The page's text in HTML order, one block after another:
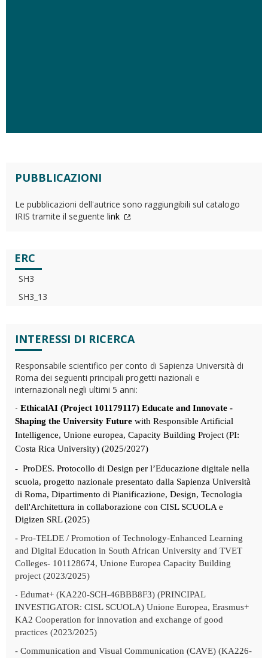
PUBBLICAZIONI
Le pubblicazioni dell'autrice sono raggiungibili sul catalogo
IRIS tramite il seguente link
ERC
SH3
SH3_13
INTERESSI DI RICERCA
Responsabile scientifico per conto di Sapienza Università di
Roma dei seguenti principali progetti nazionali e
internazionali negli ultimi 5 anni:
- EthicalAI (Project 101179117) Educate and Innovate -
Shaping the University Future with Responsible Artificial
Intelligence, Unione europea, Capacity Building Project (PI:
Costa Rica University) (2025/2027)
- ProDES. Protocollo di Design per l’Educazione digitale nella
scuola, progetto nazionale presentato dalla Sapienza Università
di Roma, Dipartimento di Pianificazione, Design, Tecnologia
dell'Architettura in collaborazione con CISL SCUOLA e
Digizen SRL (2025)
- Pro-TELDE / Promotion of Technology-Enhanced Learning
and Digital Education in South African University and TVET
Colleges- 101128674, Unione Europea Capacity Building
project (2023/2025)
- Edumat+ (KA220-SCH-46BBB8F3) (PRINCIPAL
INVESTIGATOR: CISL SCUOLA) Unione Europea, Erasmus+
KA2 Cooperation for innovation and exchange of good
practices (2023/2025)
- Communication and Visual Communication (CAVE) (KA226-